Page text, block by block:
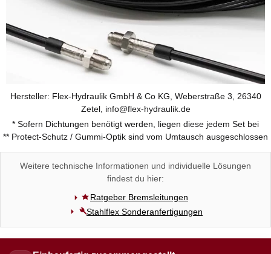
Hersteller: Flex-Hydraulik GmbH & Co KG, Weberstraße 3, 26340
Zetel, info@flex-hydraulik.de
* Sofern Dichtungen benötigt werden, liegen diese jedem Set bei
** Protect-Schutz / Gummi-Optik sind vom Umtausch ausgeschlossen
Weitere technische Informationen und individuelle Lösungen
findest du hier:
Ratgeber Bremsleitungen
Stahlflex Sonderanfertigungen